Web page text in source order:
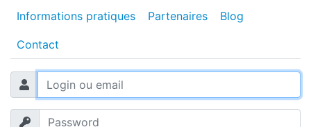
Informations pratiques Partenaires Blog
Contact